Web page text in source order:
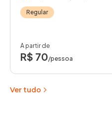
Regular
A partir de
R$ 70/pessoa
Ver tudo